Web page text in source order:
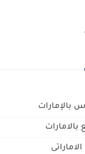
بالإمارات